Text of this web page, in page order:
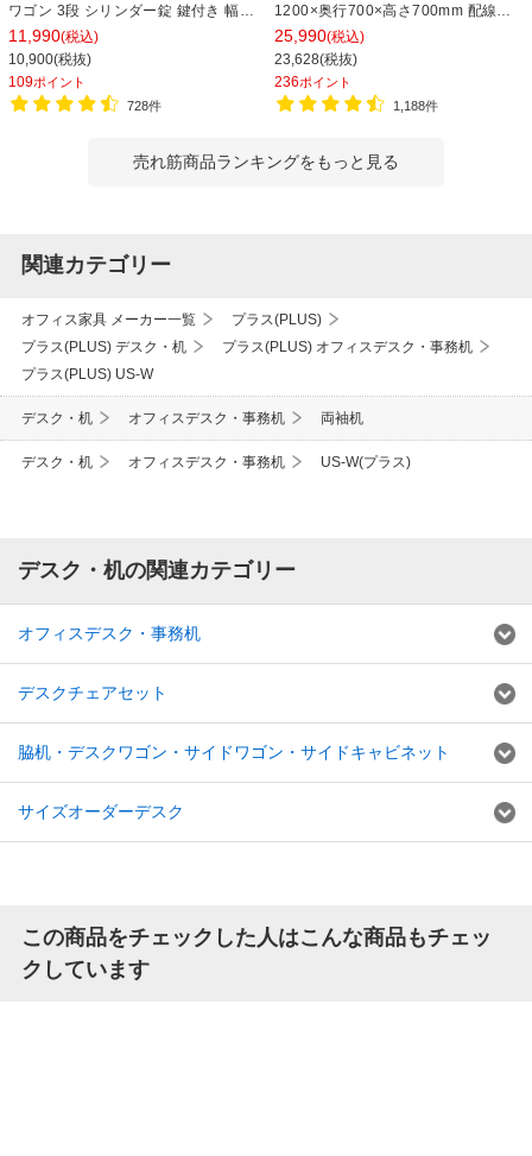
ワゴン 3段 シリンダー錠 鍵付き 幅
390×奥行510×高さ600mm【ホワイ
ト・ブラック】
11,990(税込)
10,900(税抜)
109ポイント
728件
1200×奥行700×高さ700mm 配線穴
事務机 ビジネスデスク
25,990(税込)
23,628(税抜)
236ポイント
1,188件
売れ筋商品ランキングをもっと見る
関連カテゴリー
オフィス家具 メーカー一覧
プラス(PLUS)
プラス(PLUS) デスク・机
プラス(PLUS) オフィスデスク・事務机
プラス(PLUS) US-W
デスク・机 オフィスデスク・事務机 両袖机
デスク・机 オフィスデスク・事務机 US-W(プラス)
デスク・机の関連カテゴリー
オフィスデスク・事務机
デスクチェアセット
脇机・デスクワゴン・サイドワゴン・サイドキャビネット
サイズオーダーデスク
この商品をチェックした人はこんな商品もチェッ
クしています